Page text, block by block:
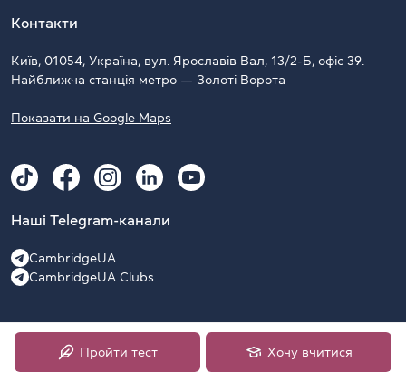
Контакти
Київ, 01054, Україна, вул. Ярославів Вал, 13/2-Б, офіс 39.
Найближча станція метро — Золоті Ворота
Показати на Google Maps
Наші Telegram-канали
CambridgeUA
CambridgeUA Clubs
Пройти тест Хочу вчитися